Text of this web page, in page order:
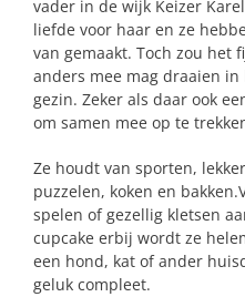
vader in de wijk Keizer
liefde voor haar en ze
van gemaakt. Toch zou het
anders mee mag draaien
gezin. Zeker als daar ook
om samen mee op te
Ze houdt van sporten,
puzzelen, koken en
spelen of gezellig kletsen
cupcake erbij wordt ze
een hond, kat of ander
geluk compleet.